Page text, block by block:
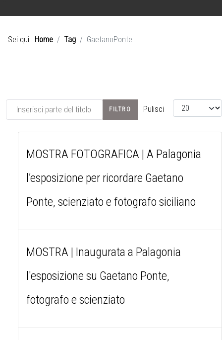
Sei qui: Home Tag GaetanoPonte
Inserisci parte del titolo FILTRO Pulisci Visualizza #
MOSTRA FOTOGRAFICA | A Palagonia
l’esposizione per ricordare Gaetano
Ponte, scienziato e fotografo siciliano
MOSTRA | Inaugurata a Palagonia
l'esposizione su Gaetano Ponte,
fotografo e scienziato